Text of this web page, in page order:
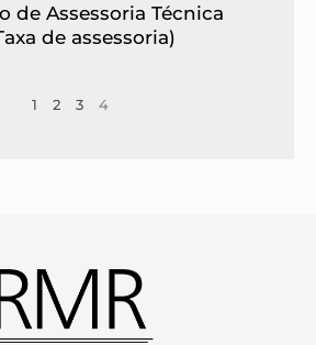
de Assessoria Técnica
de assessoria)
1 2 3 4